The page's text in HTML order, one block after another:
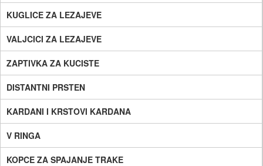
KUGLICE ZA LEZAJEVE
VALJCICI ZA LEZAJEVE
ZAPTIVKA ZA KUCISTE
DISTANTNI PRSTEN
KARDANI I KRSTOVI KARDANA
V RINGA
KOPCE ZA SPAJANJE TRAKE